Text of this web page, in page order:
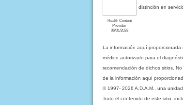
Health Content
Provider
06/01/2028
distinción en
La información aquí
médico autorizado para el
recomendación de dichos sitios.
de la información aquí
© 1997- 2026 A.D.A.M., una
Todo el contenido de este sitio,